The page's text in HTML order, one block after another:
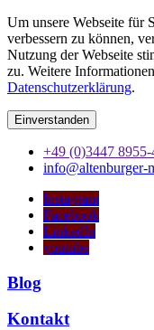
Um unsere Webseite für
verbessern zu können,
Nutzung der Webseite
zu. Weitere
Datenschutzerklärung.
Einverstanden
+49 (0)3447 8955-
info@altenburger-
Instagram
Facebook
LinkedIn
youtube
Blog
Kontakt